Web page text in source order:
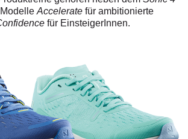
Accelerate für ambitionierte
für EinsteigerInnen.